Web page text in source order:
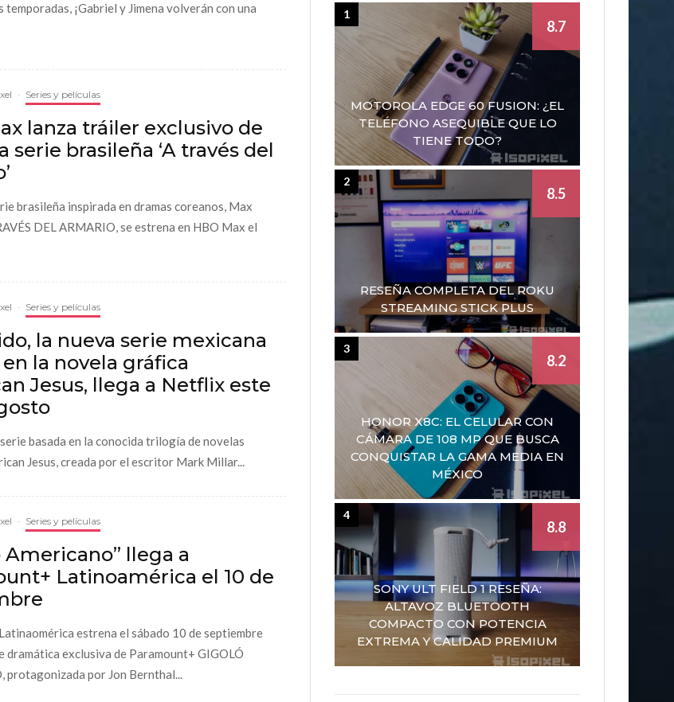
temporadas, ¡Gabriel y Jimena volverán con una
· Series y películas
lanza tráiler exclusivo de
serie brasileña ‘A través del
brasileña inspirada en dramas coreanos, Max
DEL ARMARIO, se estrena en HBO Max el
· Series y películas
la nueva serie mexicana
en la novela gráfica
Jesus, llega a Netflix este
basada en la conocida trilogía de novelas
Jesus, creada por el escritor Mark Millar...
· Series y películas
Americano” llega a
Latinoamérica el 10 de
estrena el sábado 10 de septiembre
dramática exclusiva de Paramount+ GIGOLÓ
protagonizada por Jon Bernthal...
MOTOROLA EDGE 60 FUSION: ¿EL
TELÉFONO ASEQUIBLE QUE LO
TIENE TODO?
8.7
1
RESEÑA COMPLETA DEL ROKU
STREAMING STICK PLUS
8.5
2
HONOR X8C: EL CELULAR CON
CÁMARA DE 108 MP QUE BUSCA
CONQUISTAR LA GAMA MEDIA EN
MÉXICO
8.2
3
SONY ULT FIELD 1 RESEÑA:
ALTAVOZ BLUETOOTH
COMPACTO CON POTENCIA
EXTREMA Y CALIDAD PREMIUM
8.8
4